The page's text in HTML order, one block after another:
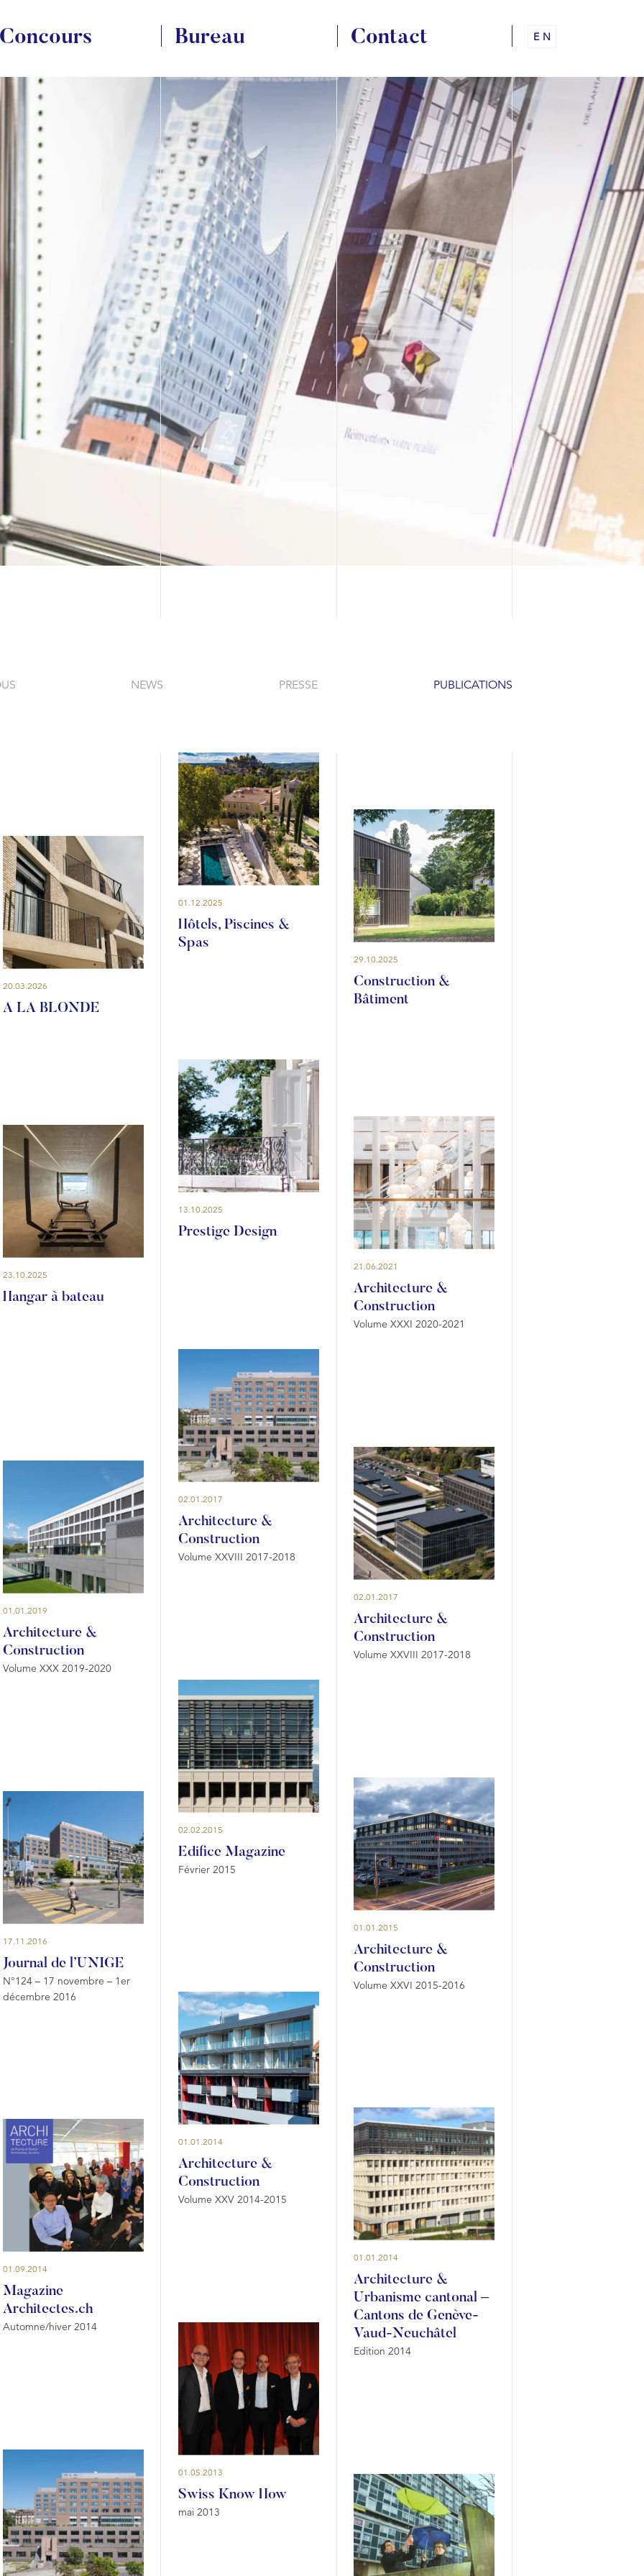
EN
Bureau Contact
NEWS PRESSE PUBLICATIONS
20.03.2026
A LA BLONDE
01.12.2025
Hôtels, Piscines &
Spas
29.10.2025
Construction &
Bâtiment
23.10.2025
Hangar à bateau
13.10.2025
Prestige Design
21.06.2021
Architecture &
Construction
Volume XXXI 2020-2021
01.01.2019
Architecture &
Construction
Volume XXX 2019-2020
02.01.2017
Architecture &
Construction
Volume XXVIII 2017-2018
02.01.2017
Architecture &
Construction
Volume XXVIII 2017-2018
17.11.2016
Journal de l’UNIGE
N°124 – 17 novembre – 1er
décembre 2016
02.02.2015
Edifice Magazine
Février 2015
01.01.2015
Architecture &
Construction
Volume XXVI 2015-2016
01.09.2014
Magazine
Architectes.ch
Automne/hiver 2014
01.01.2014
Architecture &
Construction
Volume XXV 2014-2015
01.01.2014
Architecture &
Urbanisme cantonal –
Cantons de Genève-
Vaud-Neuchâtel
Edition 2014
01.05.2013
Swiss Know How
mai 2013